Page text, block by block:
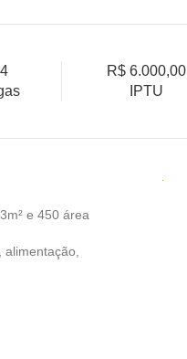
R$ 6.000,00
IPTU
e 450 área